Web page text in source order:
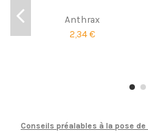
Anthrax
2,34 €
Conseils préalables à la pose